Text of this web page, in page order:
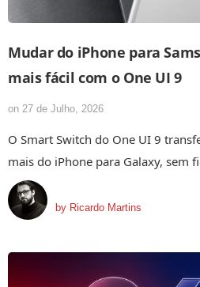
Mudar do iPhone para
mais fácil com o One UI 9
on 27 de Julho, 2026
O Smart Switch do One UI 9
mais do iPhone para Galaxy, sem
by Ricardo Martins